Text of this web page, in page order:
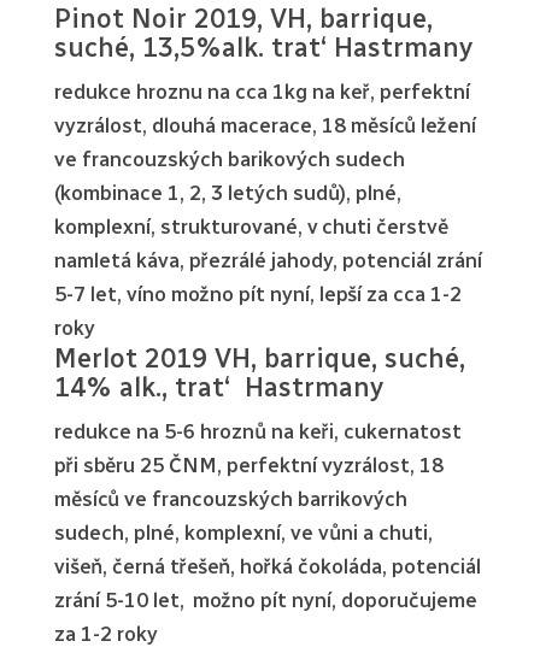
Pinot Noir 2019, VH, barrique,
suché, 13,5%alk. trat‘ Hastrmany
redukce hroznu na cca 1kg na keř, perfektní
vyzrálost, dlouhá macerace, 18 měsíců ležení
ve francouzských barikových sudech
(kombinace 1, 2, 3 letých sudů), plné,
komplexní, strukturované, v chuti čerstvě
namletá káva, přezrálé jahody, potenciál zrání
5-7 let, víno možno pít nyní, lepší za cca 1-2
roky
Merlot 2019 VH, barrique, suché,
14% alk., trat‘ Hastrmany
redukce na 5-6 hroznů na keři, cukernatost
při sběru 25 ČNM, perfektní vyzrálost, 18
měsíců ve francouzských barrikových
sudech, plné, komplexní, ve vůni a chuti,
višeň, černá třešeň, hořká čokoláda, potenciál
zrání 5-10 let, možno pít nyní, doporučujeme
za 1-2 roky